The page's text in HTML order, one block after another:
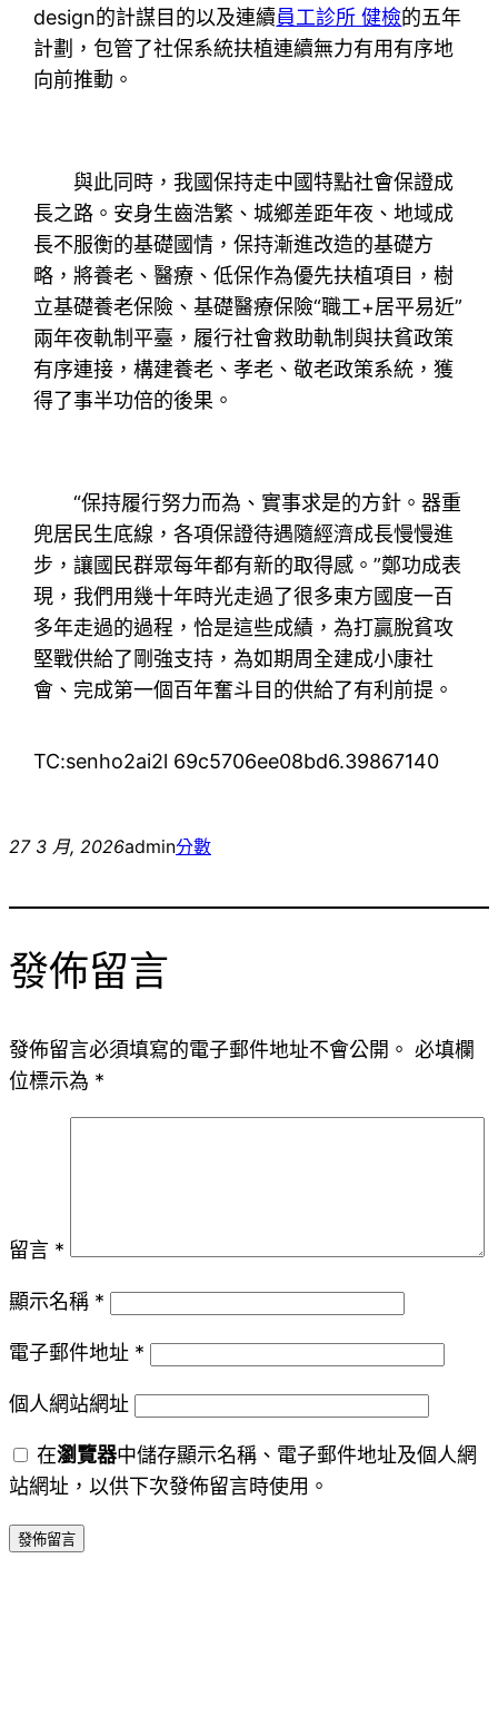
design的計謀目的以及連續員工診所 健檢的五年
計劃，包管了社保系統扶植連續無力有用有序地
向前推動。
與此同時，我國保持走中國特點社會保證成
長之路。安身生齒浩繁、城鄉差距年夜、地域成
長不服衡的基礎國情，保持漸進改造的基礎方
略，將養老、醫療、低保作為優先扶植項目，樹
立基礎養老保險、基礎醫療保險“職工+居平易近”
兩年夜軌制平臺，履行社會救助軌制與扶貧政策
有序連接，構建養老、孝老、敬老政策系統，獲
得了事半功倍的後果。
“保持履行努力而為、實事求是的方針。器重
兜居民生底線，各項保證待遇隨經濟成長慢慢進
步，讓國民群眾每年都有新的取得感。”鄭功成表
現，我們用幾十年時光走過了很多東方國度一百
多年走過的過程，恰是這些成績，為打贏脫貧攻
堅戰供給了剛強支持，為如期周全建成小康社
會、完成第一個百年奮斗目的供給了有利前提。
TC:senho2ai2l 69c5706ee08bd6.39867140
27 3 月, 2026admin分數
發佈留言
發佈留言必須填寫的電子郵件地址不會公開。 必填欄
位標示為 *
留言 *
顯示名稱 *
電子郵件地址 *
個人網站網址
在瀏覽器中儲存顯示名稱、電子郵件地址及個人網
站網址，以供下次發佈留言時使用。